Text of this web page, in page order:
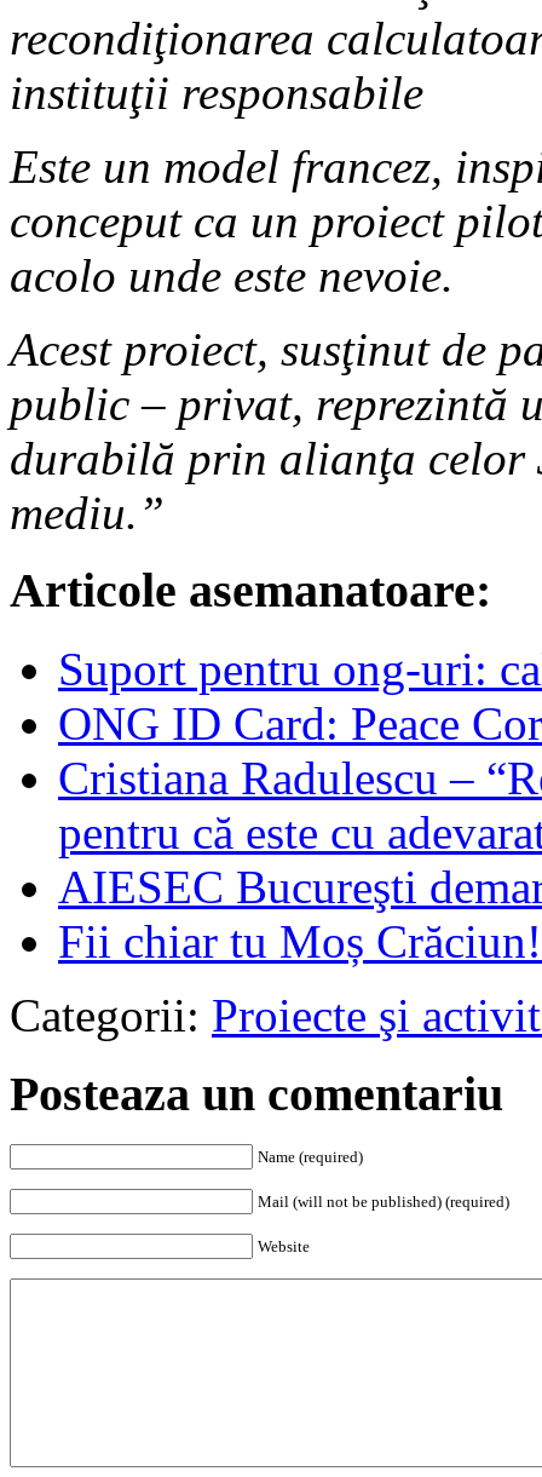
recondiţionarea
instituţii responsabile
Este un model francez,
conceput ca un proiect
acolo unde este nevoie.
Acest proiect, susţinut de
public – privat, reprezintă
durabilă prin alianţa celor
mediu.”
Articole asemanatoare:
Suport pentru ong-uri:
ONG ID Card: Peace
Cristiana Radulescu –
pentru că este cu
AIESEC Bucureşti
Fii chiar tu Moș Crăciun!
Categorii: Proiecte şi
Posteaza un comentariu
Name (required)
Mail (will not be published) (required)
Website